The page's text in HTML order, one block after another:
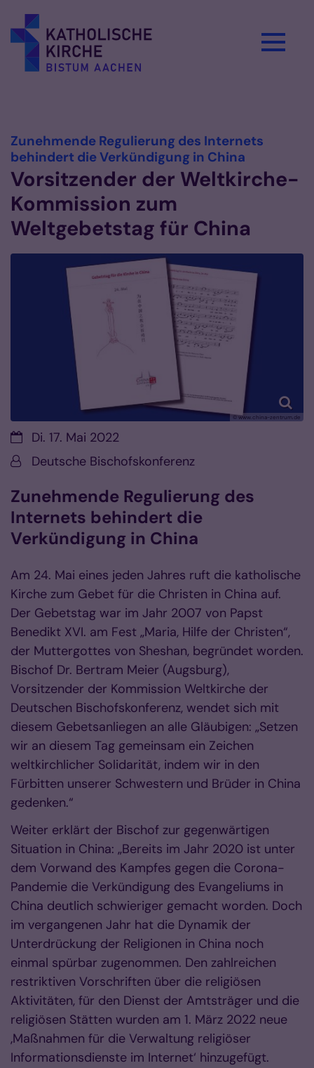
Zunehmende Regulierung des Internets
behindert die Verkündigung in China
Vorsitzender der Weltkirche-
Kommission zum
Weltgebetstag für China
© www.china-zentrum.de
Datum:Di. 17. Mai 2022
Von:Deutsche Bischofskonferenz
Zunehmende Regulierung des
Internets behindert die
Verkündigung in China
Am 24. Mai eines jeden Jahres ruft die katholische
Kirche zum Gebet für die Christen in China auf.
Der Gebetstag war im Jahr 2007 von Papst
Benedikt XVI. am Fest „Maria, Hilfe der Christen“,
der Muttergottes von Sheshan, begründet worden.
Bischof Dr. Bertram Meier (Augsburg),
Vorsitzender der Kommission Weltkirche der
Deutschen Bischofskonferenz, wendet sich mit
diesem Gebetsanliegen an alle Gläubigen: „Setzen
wir an diesem Tag gemeinsam ein Zeichen
weltkirchlicher Solidarität, indem wir in den
Fürbitten unserer Schwestern und Brüder in China
gedenken.“
Weiter erklärt der Bischof zur gegenwärtigen
Situation in China: „Bereits im Jahr 2020 ist unter
dem Vorwand des Kampfes gegen die Corona-
Pandemie die Verkündigung des Evangeliums in
China deutlich schwieriger gemacht worden. Doch
im vergangenen Jahr hat die Dynamik der
Unterdrückung der Religionen in China noch
einmal spürbar zugenommen. Den zahlreichen
restriktiven Vorschriften über die religiösen
Aktivitäten, für den Dienst der Amtsträger und die
religiösen Stätten wurden am 1. März 2022 neue
‚Maßnahmen für die Verwaltung religiöser
Informationsdienste im Internet‘ hinzugefügt.